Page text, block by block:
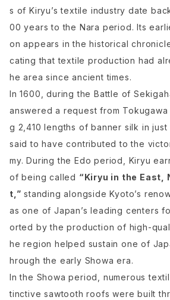
s of Kiryu’s textile industry date
00 years to the Nara period. Its
on appears in the historical
cating that textile production had
he area since ancient times.
In 1600, during the Battle of
answered a request from
g 2,410 lengths of banner silk in
said to have contributed to the
my. During the Edo period, Kiryu
of being called “Kiryu in the East,
t,” standing alongside Kyoto’s
as one of Japan’s leading centers
orted by the production of high-
he region helped sustain one of
hrough the early Showa era.
In the Showa period, numerous
tinctive sawtooth roofs were built